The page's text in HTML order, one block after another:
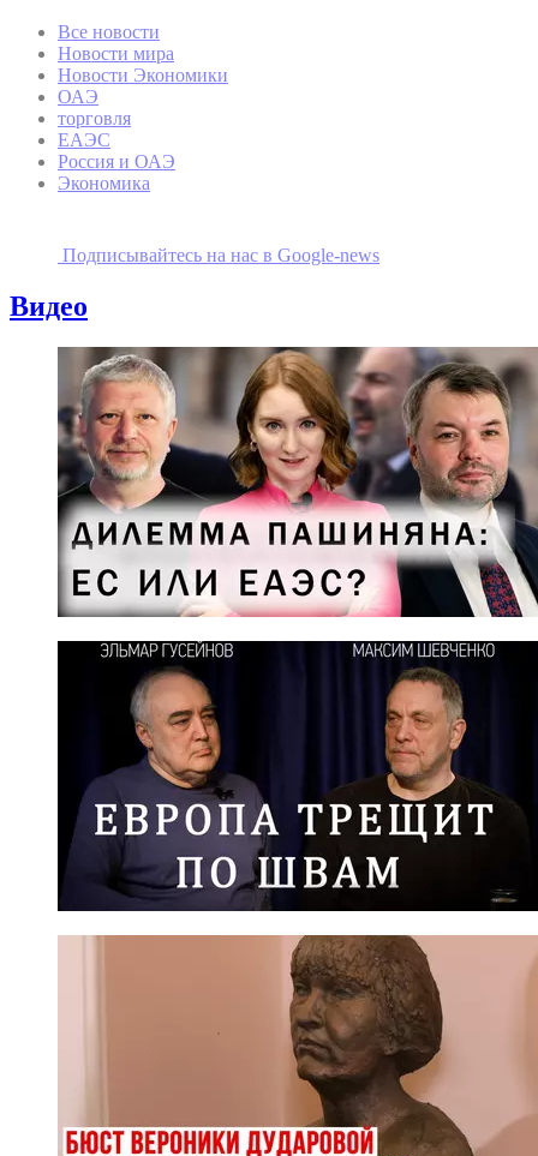
Все новости
Новости мира
Новости Экономики
ОАЭ
торговля
ЕАЭС
Россия и ОАЭ
Экономика
Подписывайтесь на наc в Google-news
Видео